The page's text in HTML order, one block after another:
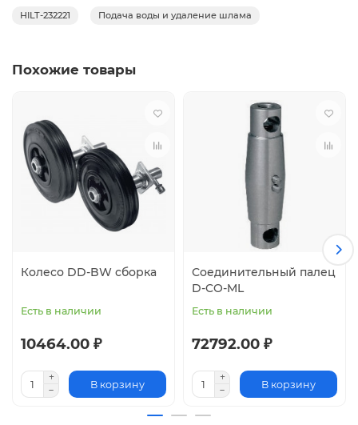
HILT-232221 Подача воды и удаление шлама
Похожие товары
Колесо DD-BW сборка
Есть в наличии
10464.00 ₽
В корзину
Соединительный палец
D-CO-ML
Есть в наличии
72792.00 ₽
В корзину